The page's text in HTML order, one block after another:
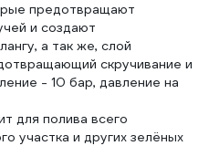
предотвращают
и создают
а так же, слой
скручивание и
- 10 бар, давление на
для полива всего
участка и других зелёных